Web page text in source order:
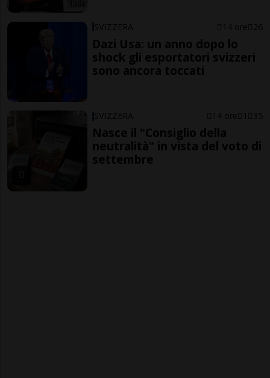
SVIZZERA 14 ore 26
Dazi Usa: un anno dopo lo
shock gli esportatori svizzeri
sono ancora toccati
SVIZZERA 14 ore 1 35
Nasce il "Consiglio della
neutralità" in vista del voto di
settembre